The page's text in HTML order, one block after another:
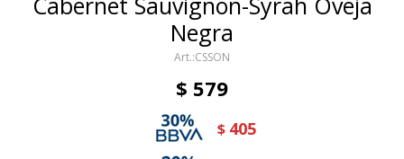
Negra
CSSON
$ 579
$ 405